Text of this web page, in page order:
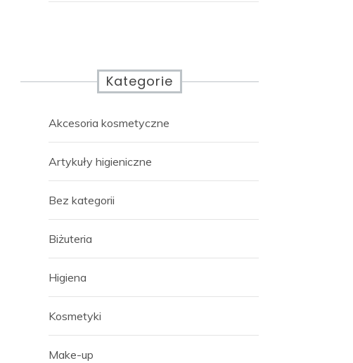
Kategorie
Akcesoria kosmetyczne
Artykuły higieniczne
Bez kategorii
Biżuteria
Higiena
Kosmetyki
Make-up